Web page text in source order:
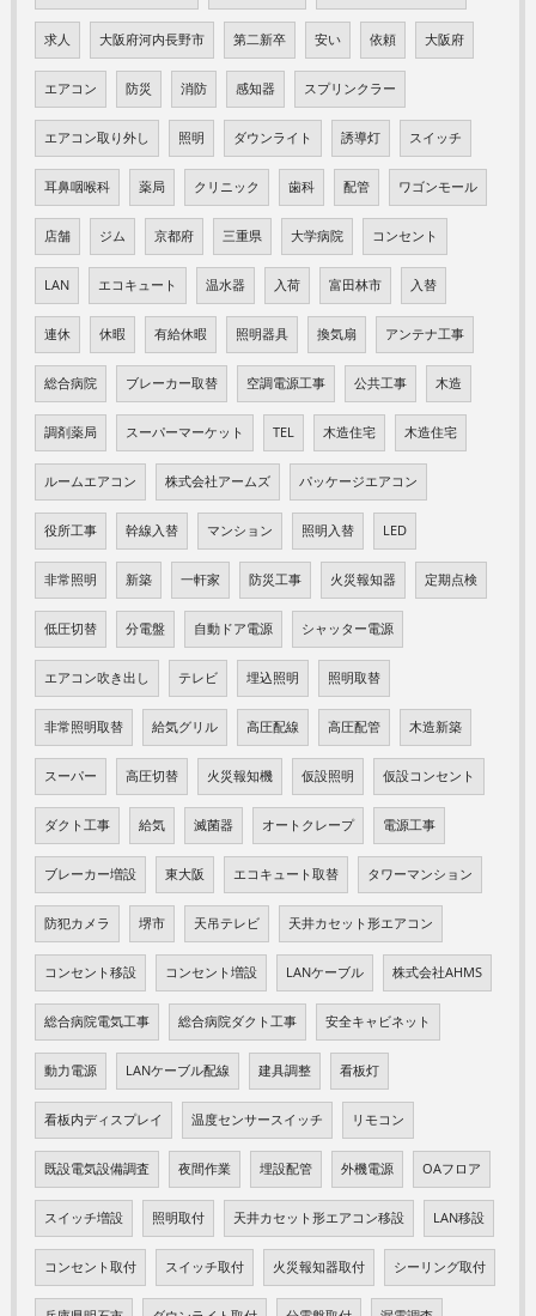
求人 大阪府河内長野市 第二新卒 安い 依頼 大阪府
エアコン 防災 消防 感知器 スプリンクラー
エアコン取り外し 照明 ダウンライト 誘導灯 スイッチ
耳鼻咽喉科 薬局 クリニック 歯科 配管 ワゴンモール
店舗 ジム 京都府 三重県 大学病院 コンセント
LAN エコキュート 温水器 入荷 富田林市 入替
連休 休暇 有給休暇 照明器具 換気扇 アンテナ工事
総合病院 ブレーカー取替 空調電源工事 公共工事 木造
調剤薬局 スーパーマーケット TEL 木造住宅 木造住宅
ルームエアコン 株式会社アームズ パッケージエアコン
役所工事 幹線入替 マンション 照明入替 LED
非常照明 新築 一軒家 防災工事 火災報知器 定期点検
低圧切替 分電盤 自動ドア電源 シャッター電源
エアコン吹き出し テレビ 埋込照明 照明取替
非常照明取替 給気グリル 高圧配線 高圧配管 木造新築
スーパー 高圧切替 火災報知機 仮設照明 仮設コンセント
ダクト工事 給気 滅菌器 オートクレープ 電源工事
ブレーカー増設 東大阪 エコキュート取替 タワーマンション
防犯カメラ 堺市 天吊テレビ 天井カセット形エアコン
コンセント移設 コンセント増設 LANケーブル 株式会社AHMS
総合病院電気工事 総合病院ダクト工事 安全キャビネット
動力電源 LANケーブル配線 建具調整 看板灯
看板内ディスプレイ 温度センサースイッチ リモコン
既設電気設備調査 夜間作業 埋設配管 外機電源 OAフロア
スイッチ増設 照明取付 天井カセット形エアコン移設 LAN移設
コンセント取付 スイッチ取付 火災報知器取付 シーリング取付